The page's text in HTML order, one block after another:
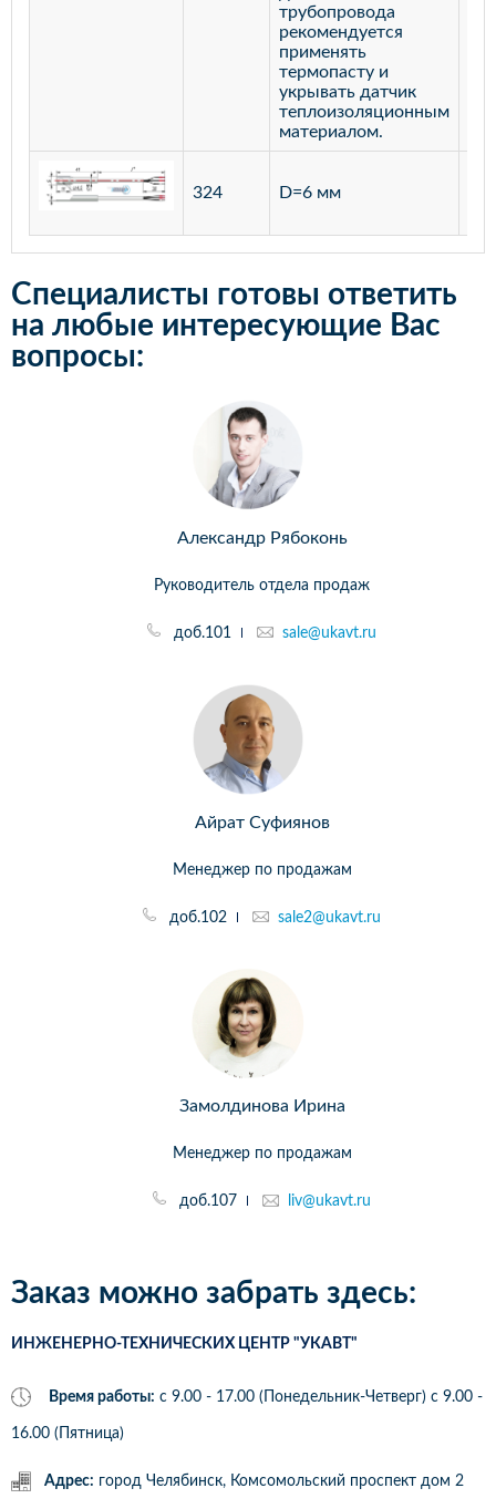
трубопровода
рекомендуется
применять
термопасту и
укрывать датчик
теплоизоляционным
материалом.
324 D=6 мм
Специалисты готовы ответить
на любые интересующие Вас
вопросы:
Александр Рябоконь
Руководитель отдела продаж
доб.101 sale@ukavt.ru
Айрат Суфиянов
Менеджер по продажам
доб.102 sale2@ukavt.ru
Замолдинова Ирина
Менеджер по продажам
доб.107 liv@ukavt.ru
Заказ можно забрать здесь:
ИНЖЕНЕРНО-ТЕХНИЧЕСКИХ ЦЕНТР "УКАВТ"
Время работы: с 9.00 - 17.00 (Понедельник-Четверг) c 9.00 -
16.00 (Пятница)
Адрес: город Челябинск, Комсомольский проспект дом 2